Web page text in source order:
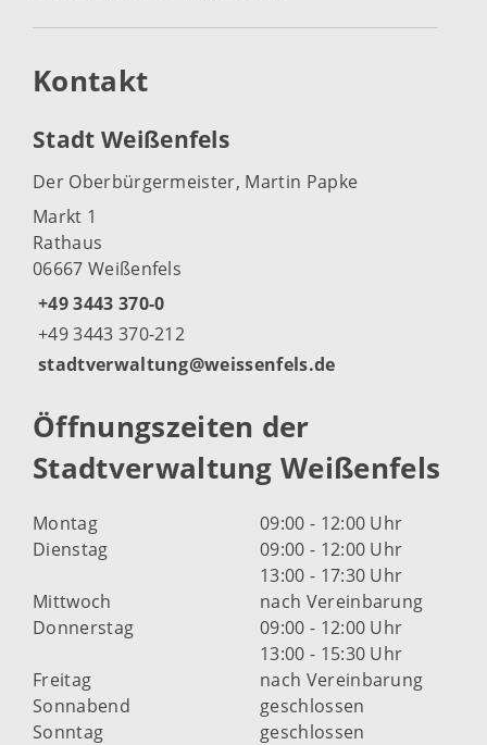
Kontakt
Stadt Weißenfels
Der Oberbürgermeister, Martin Papke
Markt 1
Rathaus
06667 Weißenfels
+49 3443 370-0
+49 3443 370-212
stadtverwaltung@weissenfels.de
Öffnungszeiten der
Stadtverwaltung Weißenfels
Montag
09:00 - 12:00 Uhr
Dienstag
09:00 - 12:00 Uhr
13:00 - 17:30 Uhr
Mittwoch
nach Vereinbarung
Donnerstag
09:00 - 12:00 Uhr
13:00 - 15:30 Uhr
Freitag
nach Vereinbarung
Sonnabend
geschlossen
Sonntag
geschlossen